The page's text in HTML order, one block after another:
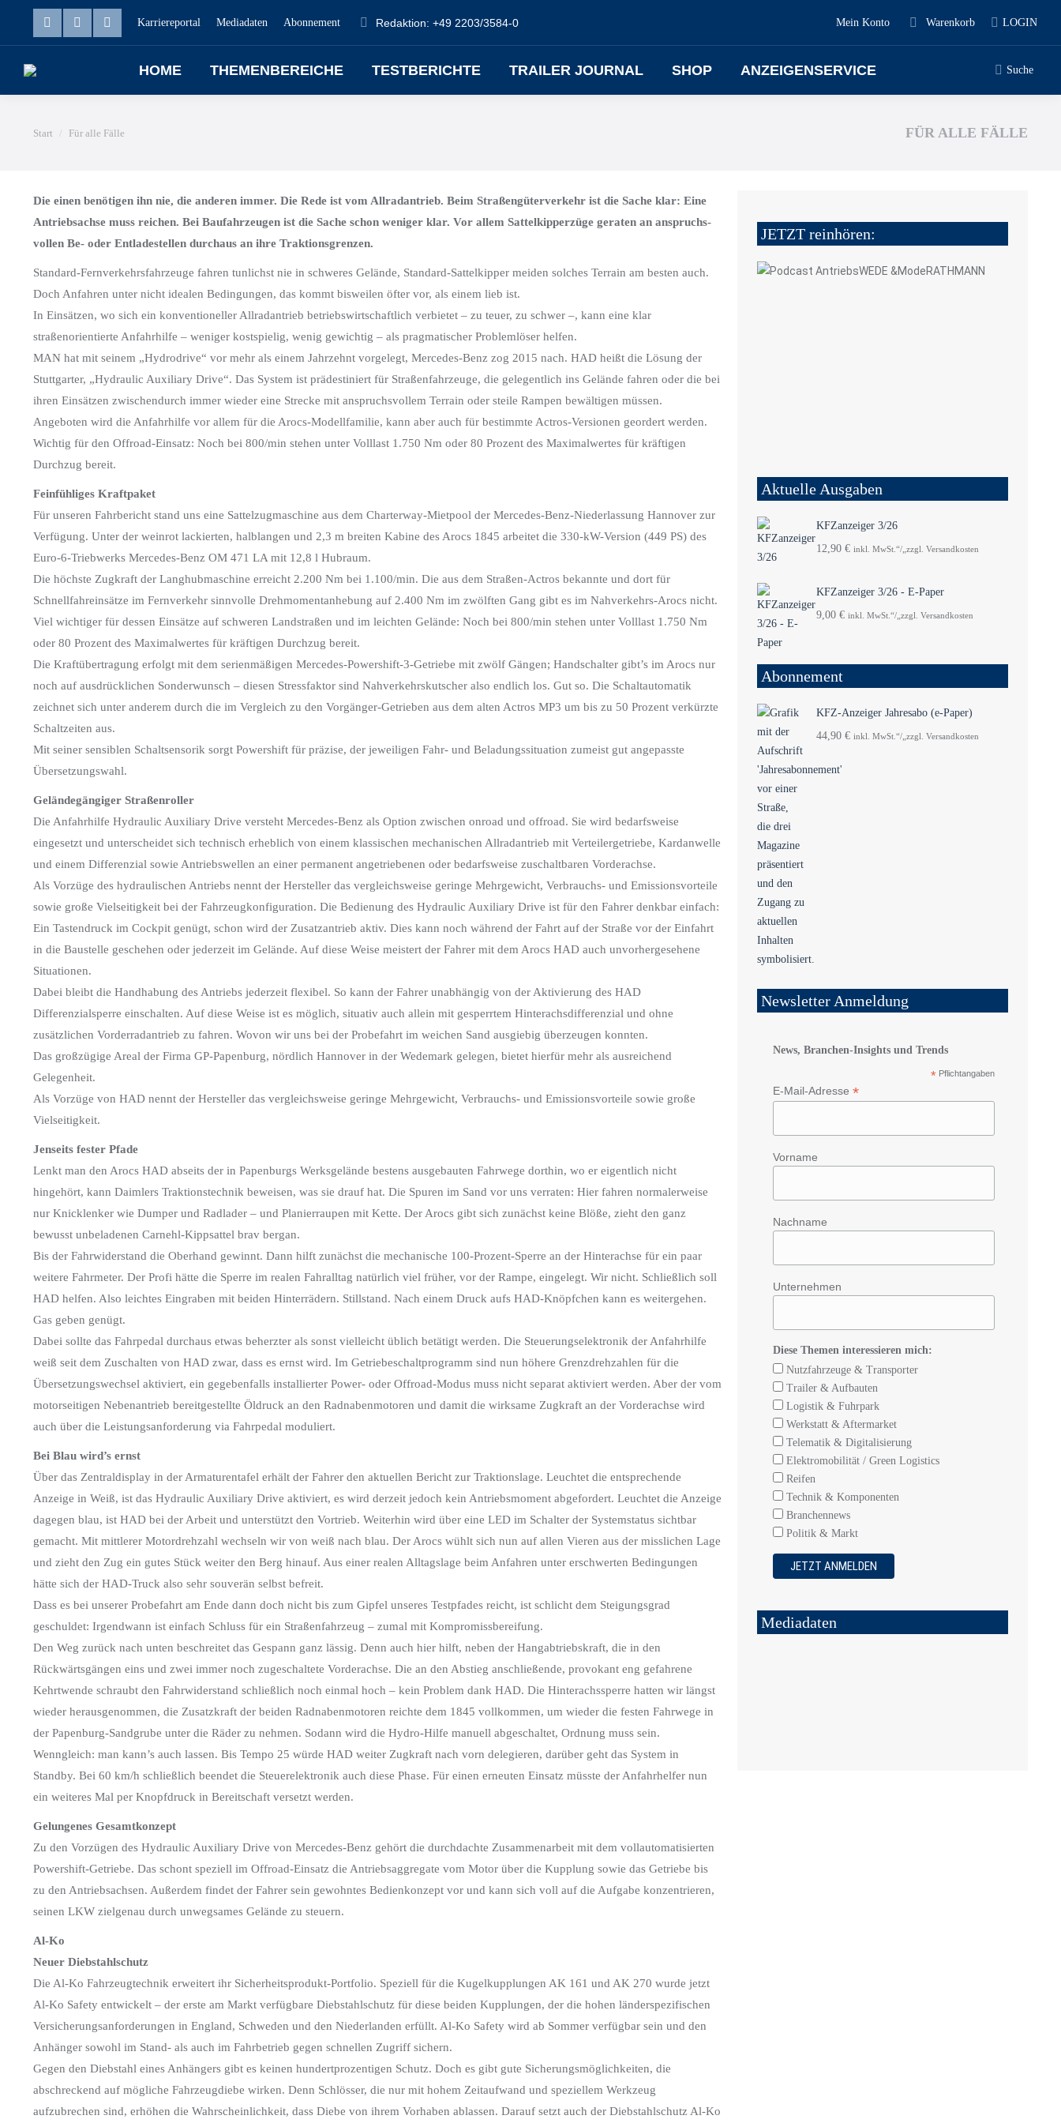
Karriereportal Mediadaten Abonnement Redaktion: +49 2203/3584-0 Mein Konto Warenkorb LOGIN
HOME THEMENBEREICHE TESTBERICHTE TRAILER JOURNAL SHOP ANZEIGENSERVICE Suche
Sie befinden sich hier:
Start Für alle Fälle FÜR ALLE FÄLLE
Die einen benötigen ihn nie, die anderen immer. Die Rede ist vom Allradantrieb. Beim Straßengüterverkehr ist die Sache klar: Eine
Antriebsachse muss reichen. Bei Baufahrzeugen ist die Sache schon weniger klar. Vor allem Sattelkipperzüge geraten an anspruchs-
vollen Be- oder Entladestellen durchaus an ihre Traktionsgrenzen.
Standard-Fernverkehrsfahrzeuge fahren tunlichst nie in schweres Gelände, Standard-Sattelkipper meiden solches Terrain am besten auch.
Doch Anfahren unter nicht idealen Bedingungen, das kommt bisweilen öfter vor, als einem lieb ist.
In Einsätzen, wo sich ein konventioneller Allradantrieb betriebswirtschaftlich verbietet – zu teuer, zu schwer –, kann eine klar
straßenorientierte Anfahrhilfe – weniger kostspielig, wenig gewichtig – als pragmatischer Problemlöser helfen.
MAN hat mit seinem „Hydrodrive“ vor mehr als einem Jahrzehnt vorgelegt, Mercedes-Benz zog 2015 nach. HAD heißt die Lösung der
Stuttgarter, „Hydraulic Auxiliary Drive“. Das System ist prädestiniert für Straßenfahrzeuge, die gelegentlich ins Gelände fahren oder die bei
ihren Einsätzen zwischendurch immer wieder eine Strecke mit anspruchsvollem Terrain oder steile Rampen bewältigen müssen.
Angeboten wird die Anfahrhilfe vor allem für die Arocs-Modellfamilie, kann aber auch für bestimmte Actros-Versionen geordert werden.
Wichtig für den Offroad-Einsatz: Noch bei 800/min stehen unter Volllast 1.750 Nm oder 80 Prozent des Maximalwertes für kräftigen
Durchzug bereit.
Feinfühliges Kraftpaket
Für unseren Fahrbericht stand uns eine Sattelzugmaschine aus dem Charterway-Mietpool der Mercedes-Benz-Niederlassung Hannover zur
Verfügung. Unter der weinrot lackierten, halblangen und 2,3 m breiten Kabine des Arocs 1845 arbeitet die 330-kW-Version (449 PS) des
Euro-6-Triebwerks Mercedes-Benz OM 471 LA mit 12,8 l Hubraum.
Die höchste Zugkraft der Langhubmaschine erreicht 2.200 Nm bei 1.100/min. Die aus dem Straßen-Actros bekannte und dort für
Schnellfahreinsätze im Fernverkehr sinnvolle Drehmomentanhebung auf 2.400 Nm im zwölften Gang gibt es im Nahverkehrs-Arocs nicht.
Viel wichtiger für dessen Einsätze auf schweren Landstraßen und im leichten Gelände: Noch bei 800/min stehen unter Volllast 1.750 Nm
oder 80 Prozent des Maximalwertes für kräftigen Durchzug bereit.
Die Kraftübertragung erfolgt mit dem serienmäßigen Mercedes-Powershift-3-Getriebe mit zwölf Gängen; Handschalter gibt’s im Arocs nur
noch auf ausdrücklichen Sonderwunsch – diesen Stressfaktor sind Nahverkehrskutscher also endlich los. Gut so. Die Schaltautomatik
zeichnet sich unter anderem durch die im Vergleich zu den Vorgänger-Getrieben aus dem alten Actros MP3 um bis zu 50 Prozent verkürzte
Schaltzeiten aus.
Mit seiner sensiblen Schaltsensorik sorgt Powershift für präzise, der jeweiligen Fahr- und Beladungssituation zumeist gut angepasste
Übersetzungswahl.
Geländegängiger Straßenroller
Die Anfahrhilfe Hydraulic Auxiliary Drive versteht Mercedes-Benz als Option zwischen onroad und offroad. Sie wird bedarfsweise
eingesetzt und unterscheidet sich technisch erheblich von einem klassischen mechanischen Allradantrieb mit Verteilergetriebe, Kardanwelle
und einem Differenzial sowie Antriebswellen an einer permanent angetriebenen oder bedarfsweise zuschaltbaren Vorderachse.
Als Vorzüge des hydraulischen Antriebs nennt der Hersteller das vergleichsweise geringe Mehrgewicht, Verbrauchs- und Emissionsvorteile
sowie große Vielseitigkeit bei der Fahrzeugkonfiguration. Die Bedienung des Hydraulic Auxiliary Drive ist für den Fahrer denkbar einfach:
Ein Tastendruck im Cockpit genügt, schon wird der Zusatzantrieb aktiv. Dies kann noch während der Fahrt auf der Straße vor der Einfahrt
in die Baustelle geschehen oder jederzeit im Gelände. Auf diese Weise meistert der Fahrer mit dem Arocs HAD auch unvorhergesehene
Situationen.
Dabei bleibt die Handhabung des Antriebs jederzeit flexibel. So kann der Fahrer unabhängig von der Aktivierung des HAD
Differenzialsperre einschalten. Auf diese Weise ist es möglich, situativ auch allein mit gesperrtem Hinterachsdifferenzial und ohne
zusätzlichen Vorderradantrieb zu fahren. Wovon wir uns bei der Probefahrt im weichen Sand ausgiebig überzeugen konnten.
Das großzügige Areal der Firma GP-Papenburg, nördlich Hannover in der Wedemark gelegen, bietet hierfür mehr als ausreichend
Gelegenheit.
Als Vorzüge von HAD nennt der Hersteller das vergleichsweise geringe Mehrgewicht, Verbrauchs- und Emissionsvorteile sowie große
Vielseitigkeit.
Jenseits fester Pfade
Lenkt man den Arocs HAD abseits der in Papenburgs Werksgelände bestens ausgebauten Fahrwege dorthin, wo er eigentlich nicht
hingehört, kann Daimlers Traktionstechnik beweisen, was sie drauf hat. Die Spuren im Sand vor uns verraten: Hier fahren normalerweise
nur Knicklenker wie Dumper und Radlader – und Planierraupen mit Kette. Der Arocs gibt sich zunächst keine Blöße, zieht den ganz
bewusst unbeladenen Carnehl-Kippsattel brav bergan.
Bis der Fahrwiderstand die Oberhand gewinnt. Dann hilft zunächst die mechanische 100-Prozent-Sperre an der Hinterachse für ein paar
weitere Fahrmeter. Der Profi hätte die Sperre im realen Fahralltag natürlich viel früher, vor der Rampe, eingelegt. Wir nicht. Schließlich soll
HAD helfen. Also leichtes Eingraben mit beiden Hinterrädern. Stillstand. Nach einem Druck aufs HAD-Knöpfchen kann es weitergehen.
Gas geben genügt.
Dabei sollte das Fahrpedal durchaus etwas beherzter als sonst vielleicht üblich betätigt werden. Die Steuerungselektronik der Anfahrhilfe
weiß seit dem Zuschalten von HAD zwar, dass es ernst wird. Im Getriebeschaltprogramm sind nun höhere Grenzdrehzahlen für die
Übersetzungswechsel aktiviert, ein gegebenfalls installierter Power- oder Offroad-Modus muss nicht separat aktiviert werden. Aber der vom
motorseitigen Nebenantrieb bereitgestellte Öldruck an den Radnabenmotoren und damit die wirksame Zugkraft an der Vorderachse wird
auch über die Leistungsanforderung via Fahrpedal moduliert.
Bei Blau wird’s ernst
Über das Zentraldisplay in der Armaturentafel erhält der Fahrer den aktuellen Bericht zur Traktionslage. Leuchtet die entsprechende
Anzeige in Weiß, ist das Hydraulic Auxiliary Drive aktiviert, es wird derzeit jedoch kein Antriebsmoment abgefordert. Leuchtet die Anzeige
dagegen blau, ist HAD bei der Arbeit und unterstützt den Vortrieb. Weiterhin wird über eine LED im Schalter der Systemstatus sichtbar
gemacht. Mit mittlerer Motordrehzahl wechseln wir von weiß nach blau. Der Arocs wühlt sich nun auf allen Vieren aus der misslichen Lage
und zieht den Zug ein gutes Stück weiter den Berg hinauf. Aus einer realen Alltagslage beim Anfahren unter erschwerten Bedingungen
hätte sich der HAD-Truck also sehr souverän selbst befreit.
Dass es bei unserer Probefahrt am Ende dann doch nicht bis zum Gipfel unseres Testpfades reicht, ist schlicht dem Steigungsgrad
geschuldet: Irgendwann ist einfach Schluss für ein Straßenfahrzeug – zumal mit Kompromissbereifung.
Den Weg zurück nach unten beschreitet das Gespann ganz lässig. Denn auch hier hilft, neben der Hangabtriebskraft, die in den
Rückwärtsgängen eins und zwei immer noch zugeschaltete Vorderachse. Die an den Abstieg anschließende, provokant eng gefahrene
Kehrtwende schraubt den Fahrwiderstand schließlich noch einmal hoch – kein Problem dank HAD. Die Hinterachssperre hatten wir längst
wieder herausgenommen, die Zusatzkraft der beiden Radnabenmotoren reichte dem 1845 vollkommen, um wieder die festen Fahrwege in
der Papenburg-Sandgrube unter die Räder zu nehmen. Sodann wird die Hydro-Hilfe manuell abgeschaltet, Ordnung muss sein.
Wenngleich: man kann’s auch lassen. Bis Tempo 25 würde HAD weiter Zugkraft nach vorn delegieren, darüber geht das System in
Standby. Bei 60 km/h schließlich beendet die Steuerelektronik auch diese Phase. Für einen erneuten Einsatz müsste der Anfahrhelfer nun
ein weiteres Mal per Knopfdruck in Bereitschaft versetzt werden.
Gelungenes Gesamtkonzept
Zu den Vorzügen des Hydraulic Auxiliary Drive von Mercedes-Benz gehört die durchdachte Zusammenarbeit mit dem vollautomatisierten
Powershift-Getriebe. Das schont speziell im Offroad-Einsatz die Antriebsaggregate vom Motor über die Kupplung sowie das Getriebe bis
zu den Antriebsachsen. Außerdem findet der Fahrer sein gewohntes Bedienkonzept vor und kann sich voll auf die Aufgabe konzentrieren,
seinen LKW zielgenau durch unwegsames Gelände zu steuern.
Al-Ko
Neuer Diebstahlschutz
Die Al-Ko Fahrzeugtechnik erweitert ihr Sicherheitsprodukt-Portfolio. Speziell für die Kugelkupplungen AK 161 und AK 270 wurde jetzt
Al-Ko Safety entwickelt – der erste am Markt verfügbare Diebstahlschutz für diese beiden Kupplungen, der die hohen länderspezifischen
Versicherungsanforderungen in England, Schweden und den Niederlanden erfüllt. Al-Ko Safety wird ab Sommer verfügbar sein und den
Anhänger sowohl im Stand- als auch im Fahrbetrieb gegen schnellen Zugriff sichern.
Gegen den Diebstahl eines Anhängers gibt es keinen hundertprozentigen Schutz. Doch es gibt gute Sicherungsmöglichkeiten, die
abschreckend auf mögliche Fahrzeugdiebe wirken. Denn Schlösser, die nur mit hohem Zeitaufwand und speziellem Werkzeug
aufzubrechen sind, erhöhen die Wahrscheinlichkeit, dass Diebe von ihrem Vorhaben ablassen. Darauf setzt auch der Diebstahlschutz Al-Ko
JETZT reinhören:
Aktuelle Ausgaben
KFZanzeiger 3/26
12,90 € inkl. MwSt.“/„zzgl. Versandkosten
KFZanzeiger 3/26 - E-Paper
9,00 € inkl. MwSt.“/„zzgl. Versandkosten
Abonnement
KFZ-Anzeiger Jahresabo (e-Paper)
44,90 € inkl. MwSt.“/„zzgl. Versandkosten
Newsletter Anmeldung
News, Branchen-Insights und Trends
* Pflichtangaben
E-Mail-Adresse *
Vorname
Nachname
Unternehmen
Diese Themen interessieren mich:
Nutzfahrzeuge & Transporter
Trailer & Aufbauten
Logistik & Fuhrpark
Werkstatt & Aftermarket
Telematik & Digitalisierung
Elektromobilität / Green Logistics
Reifen
Technik & Komponenten
Branchennews
Politik & Markt
Mediadaten